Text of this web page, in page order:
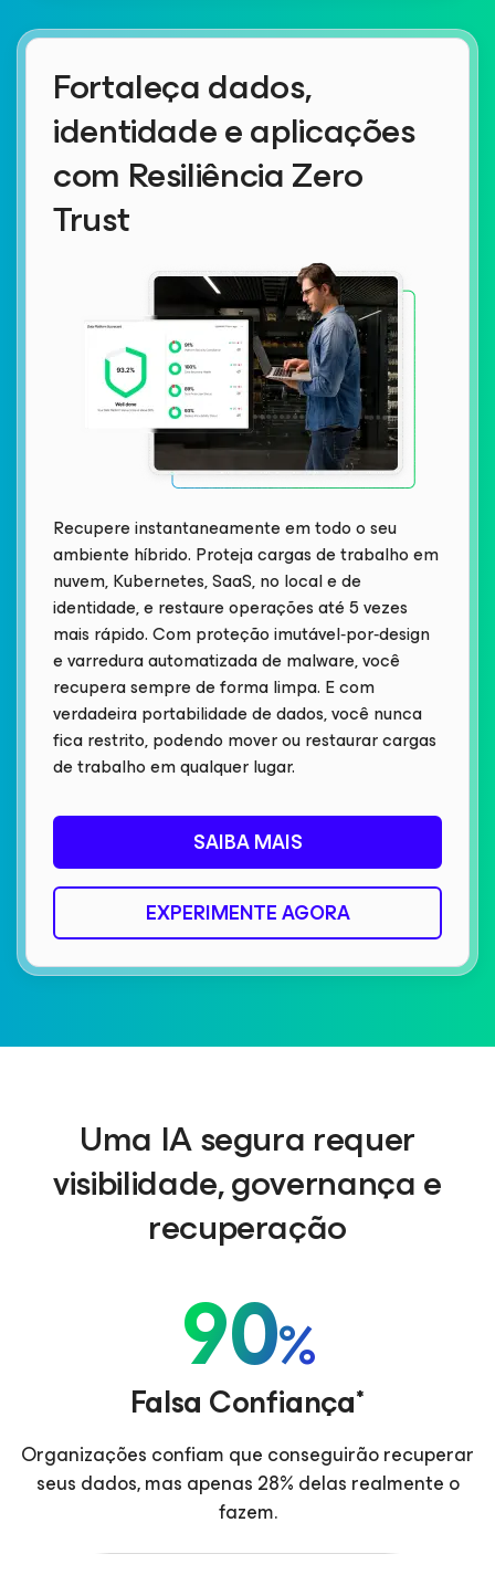
Fortaleça dados,
identidade e aplicações
com Resiliência Zero
Trust
Recupere instantaneamente em todo o seu
ambiente híbrido. Proteja cargas de trabalho em
nuvem, Kubernetes, SaaS, no local e de
identidade, e restaure operações até 5 vezes
mais rápido. Com proteção imutável‑por‑design
e varredura automatizada de malware, você
recupera sempre de forma limpa. E com
verdadeira portabilidade de dados, você nunca
fica restrito, podendo mover ou restaurar cargas
de trabalho em qualquer lugar.
SAIBA MAIS
EXPERIMENTE AGORA
Uma IA segura requer
visibilidade, governança e
recuperação
90%
Falsa Confiança*
Organizações confiam que conseguirão recuperar
seus dados, mas apenas 28% delas realmente o
fazem.